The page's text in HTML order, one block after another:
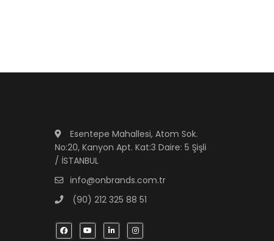
Esentepe Mahallesi, Atom Sok.
No:20, Kanyon Apt. Kat:3 Daire: 5 Şişli
/ İSTANBUL
info@onbrands.com.tr
(90) 212 325 88 51